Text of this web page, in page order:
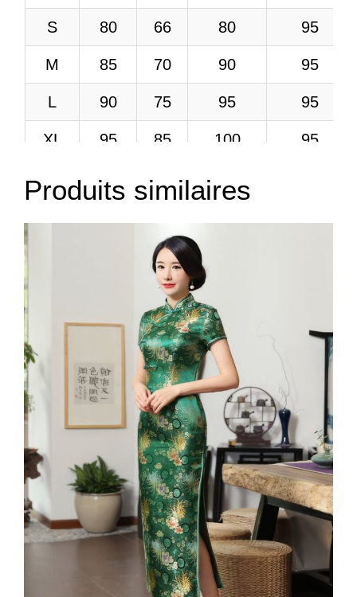
S 80 66 80 95
M 85 70 90 95
L 90 75 95 95
XL 95 85 100 95
100
Produits similaires